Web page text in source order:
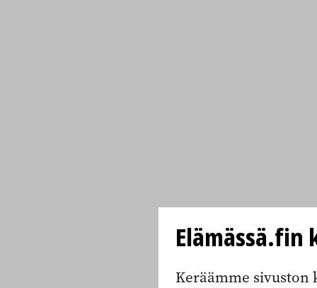
Keräämme sivuston